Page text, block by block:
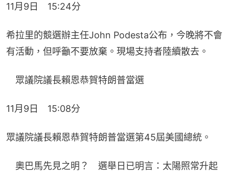
11月9日　15:24分
希拉里的競選辦主任John Podesta公布，今晚將不會
有活動，但呼籲不要放棄。現場支持者陸續散去。
眾議院議長賴恩恭賀特朗普當選
11月9日　15:08分
眾議院議長賴恩恭賀特朗普當選第45屆美國總統。
奧巴馬先見之明？　選舉日已明言：太陽照常升起